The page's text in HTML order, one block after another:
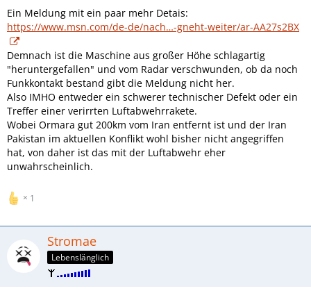
Ein Meldung mit ein paar mehr Detais:
https://www.msn.com/de-de/nach…-gneht-weiter/ar-AA27s2BX
Demnach ist die Maschine aus großer Höhe schlagartig
"heruntergefallen" und vom Radar verschwunden, ob da noch
Funkkontakt bestand gibt die Meldung nicht her.
Also IMHO entweder ein schwerer technischer Defekt oder ein
Treffer einer verirrten Luftabwehrrakete.
Wobei Ormara gut 200km vom Iran entfernt ist und der Iran
Pakistan im aktuellen Konflikt wohl bisher nicht angegriffen
hat, von daher ist das mit der Luftabwehr eher
unwahrscheinlich.
1
Stromae
Lebenslänglich